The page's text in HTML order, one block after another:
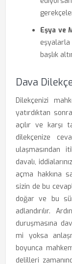
Eşya ve
başlık
Dava
Dilekçenizi
yatırdıktan
açılır ve karşı
dilekçenize
ulaşmasından
davalı,
açma hakkına
sizin de bu
doğar ve bu
adlandırılır.
duruşmasına
mi yoksa
boyunca
delilleri